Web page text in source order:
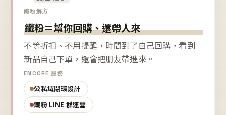
鐵粉解方
鐵粉＝幫你回購、還帶人來
不等折扣、不用提醒，時間到了自己回購，看到
新品自己下單，還會把朋友帶進來。
ENCORE 服務
公私域閉環設計
鐵粉 LINE 群運營